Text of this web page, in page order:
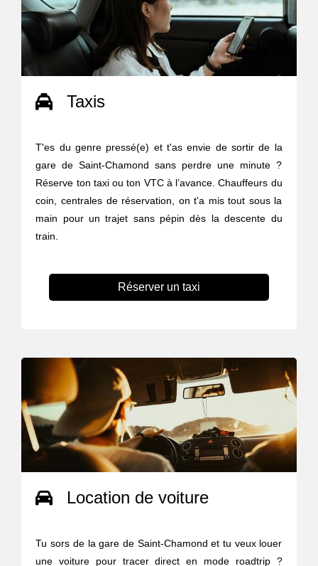
Taxis
T'es du genre pressé(e) et t'as envie de sortir de la
gare de Saint-Chamond sans perdre une minute ?
Réserve ton taxi ou ton VTC à l’avance. Chauffeurs du
coin, centrales de réservation, on t'a mis tout sous la
main pour un trajet sans pépin dès la descente du
train.
Réserver un taxi
Location de voiture
Tu sors de la gare de Saint-Chamond et tu veux louer
une voiture pour tracer direct en mode roadtrip ?